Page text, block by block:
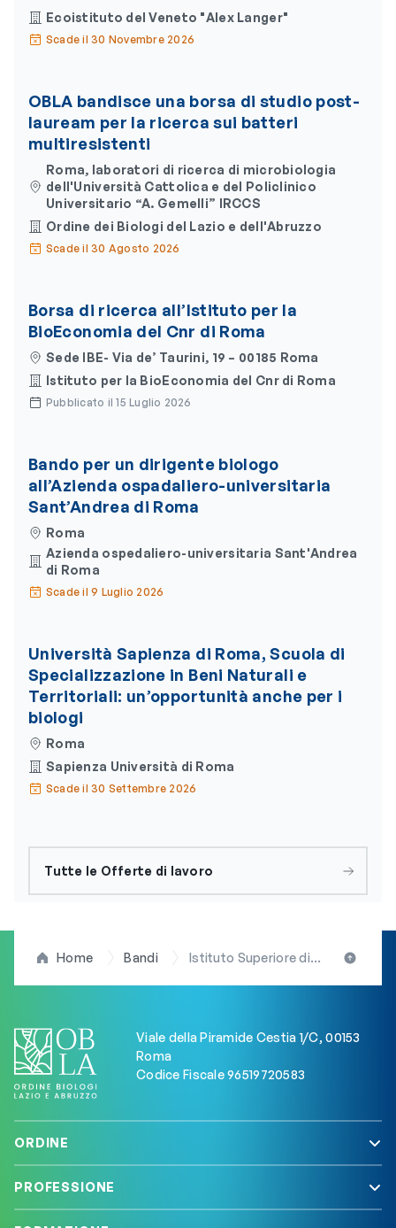
Ecoistituto del Veneto "Alex Langer"
Scade il 30 Novembre 2026
OBLA bandisce una borsa di studio post-
lauream per la ricerca sui batteri
multiresistenti
Roma, laboratori di ricerca di microbiologia
dell'Università Cattolica e del Policlinico
Universitario “A. Gemelli” IRCCS
Ordine dei Biologi del Lazio e dell'Abruzzo
Scade il 30 Agosto 2026
Borsa di ricerca all’Istituto per la
BioEconomia del Cnr di Roma
Sede IBE- Via de’ Taurini, 19 – 00185 Roma
Istituto per la BioEconomia del Cnr di Roma
Pubblicato il 15 Luglio 2026
Bando per un dirigente biologo
all’Azienda ospadaliero-universitaria
Sant’Andrea di Roma
Roma
Azienda ospedaliero-universitaria Sant'Andrea
di Roma
Scade il 9 Luglio 2026
Università Sapienza di Roma, Scuola di
Specializzazione in Beni Naturali e
Territoriali: un’opportunità anche per i
biologi
Roma
Sapienza Università di Roma
Scade il 30 Settembre 2026
Tutte le Offerte di lavoro
Home Bandi Istituto Superiore di Sanità, selezione pubblica per l’assunzione di n. 2 unità con il profilo di collaboratore tecnico enti di ricerca (VI livello professionale)
Viale della Piramide Cestia 1/C, 00153
Roma
Codice Fiscale 96519720583
ORDINE
PROFESSIONE